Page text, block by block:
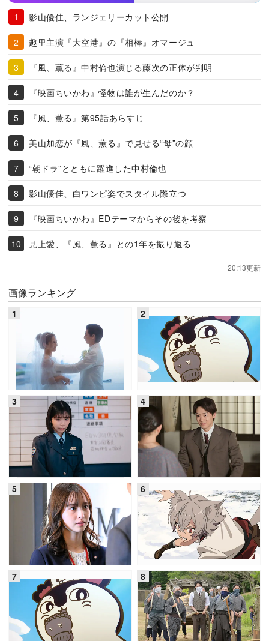
影山優佳、ランジェリーカット公開
趣里主演『大空港』の『相棒』オマージュ
『風、薫る』中村倫也演じる藤次の正体が判明
『映画ちいかわ』怪物は誰が生んだのか？
『風、薫る』第95話あらすじ
美山加恋が『風、薫る』で見せる“母”の顔
“朝ドラ”とともに躍進した中村倫也
影山優佳、白ワンピ姿でスタイル際立つ
『映画ちいかわ』EDテーマからその後を考察
見上愛、『風、薫る』との1年を振り返る
20:13更新
画像ランキング